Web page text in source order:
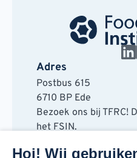
Hoi! Wij
Adres
Postbus 615
6710 BP Ede
Bezoek ons bij TFRC!
het FSIN.